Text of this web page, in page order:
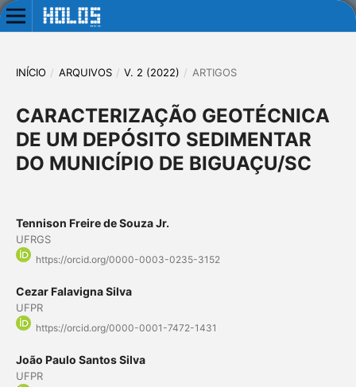
INÍCIO / ARQUIVOS / V. 2 (2022) / ARTIGOS
CARACTERIZAÇÃO GEOTÉCNICA
DE UM DEPÓSITO SEDIMENTAR
DO MUNICÍPIO DE BIGUAÇU/SC
Tennison Freire de Souza Jr.
UFRGS
https://orcid.org/0000-0003-0235-3152
Cezar Falavigna Silva
UFPR
https://orcid.org/0000-0001-7472-1431
João Paulo Santos Silva
UFPR